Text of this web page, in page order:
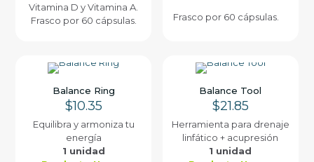
Vitamina D y Vitamina A.
Frasco por 60 cápsulas.
Frasco por 60 cápsulas.
Balance Ring
$10.35
Equilibra y armoniza tu
energía
1 unidad
Balance Tool
$21.85
Herramienta para drenaje
linfático + acupresión
1 unidad